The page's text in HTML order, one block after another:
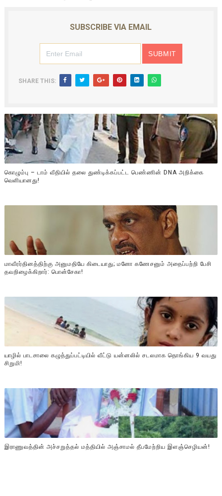
SUBSCRIBE VIA EMAIL
SHARE THIS:
கொழும்பு – டாம் வீதியில் தலை துண்டிக்கப்பட்ட பெண்ணின் DNA அறிக்கை
வௌியானது!
மாவீரர்தினத்திற்கு அனுமதியே கிடையாது; மனோ கணேசனும் அதைப்பற்றி பேசி
தவறிழைக்கிறார்: பொன்சேகா!
யாழில் பாடசாலை கழுத்துப்பட்டியில் வீட்டு யன்னலில் சடலமாக தொங்கிய 9 வயது
சிறுமி!
இராணுவத்தின் அச்சறுத்தல் மத்தியில் அஞ்சாமல் தீபமேற்றிய இளஞ்செழியன்!